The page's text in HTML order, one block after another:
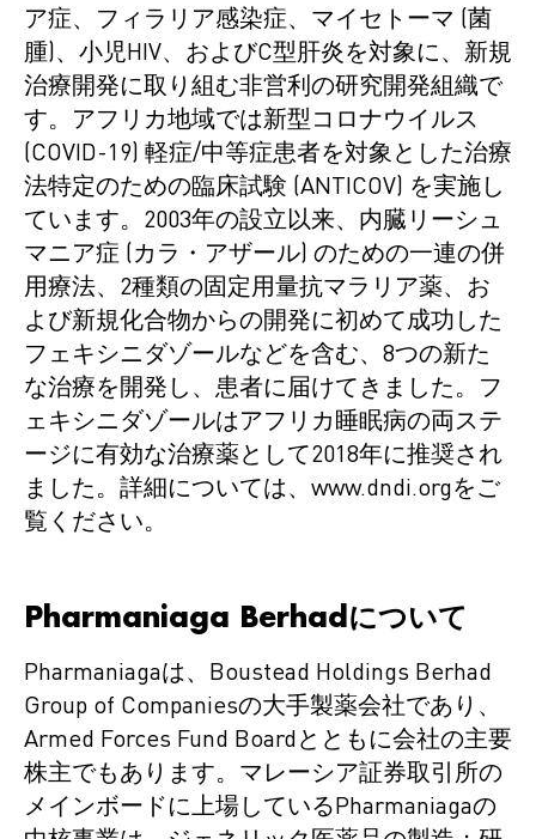
ア症、フィラリア感染症、マイセトーマ (菌
腫)、小児HIV、およびC型肝炎を対象に、新規
治療開発に取り組む非営利の研究開発組織で
す。アフリカ地域では新型コロナウイルス
(COVID-19) 軽症/中等症患者を対象とした治療
法特定のための臨床試験 (ANTICOV) を実施し
ています。2003年の設立以来、内臓リーシュ
マニア症 (カラ・アザール) のための一連の併
用療法、2種類の固定用量抗マラリア薬、お
よび新規化合物からの開発に初めて成功した
フェキシニダゾールなどを含む、8つの新た
な治療を開発し、患者に届けてきました。フ
ェキシニダゾールはアフリカ睡眠病の両ステ
ージに有効な治療薬として2018年に推奨され
ました。詳細については、www.dndi.orgをご
覧ください。
Pharmaniaga Berhadについて
Pharmaniagaは、Boustead Holdings Berhad
Group of Companiesの大手製薬会社であり、
Armed Forces Fund Boardとともに会社の主要
株主でもあります。マレーシア証券取引所の
メインボードに上場しているPharmaniagaの